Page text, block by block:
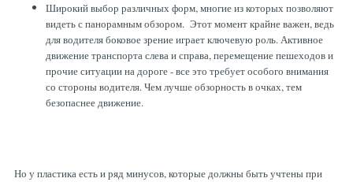
Широкий выбор различных форм, многие из которых позволяют
видеть с панорамным обзором. Этот момент крайне важен, ведь
для водителя боковое зрение играет ключевую роль. Активное
движение транспорта слева и справа, перемещение пешеходов и
прочие ситуации на дороге - все это требует особого внимания
со стороны водителя. Чем лучше обзорность в очках, тем
безопаснее движение.
Но у пластика есть и ряд минусов, которые должны быть учтены при